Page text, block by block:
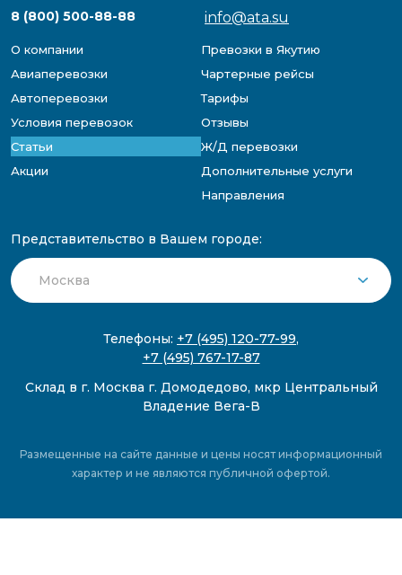
8 (800) 500-88-88 info@ata.su
О компании
Превозки в Якутию
Авиаперевозки
Чартерные рейсы
Автоперевозки
Тарифы
Условия перевозок
Отзывы
Статьи
Ж/Д перевозки
Акции
Дополнительные услуги
Направления
Представительство в Вашем городе:
Телефоны: +7 (495) 120-77-99,
+7 (495) 767-17-87
Склад в г. Москва г. Домодедово, мкр Центральный
Владение Вега-В
Размещенные на сайте данные и цены носят информационный
характер и не являются публичной офертой.